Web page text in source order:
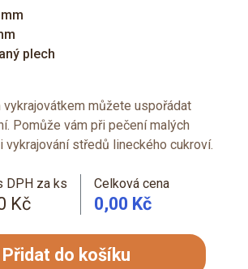
plech
můžete uspořádat
Pomůže vám při pečení malých
vykrajování středů lineckého cukroví.
DPH za ks
Kč
Celková cena
0,00 Kč
Přidat do košíku